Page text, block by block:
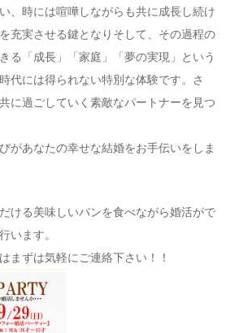
、時には喧嘩しながらも共に成長し続け
充実させる鍵となりそして、その過程の
る「成長」「家庭」「夢の実現」という
代には得られない特別な体験です。さ
に過ごしていく素敵なパートナーを見つ
があなたの幸せな結婚をお手伝いをしま
ける美味しいパンを食べながら婚活がで
います。
まずは気軽にご連絡下さい！！